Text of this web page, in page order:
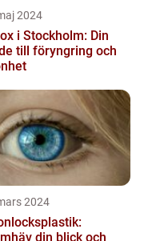
2024
i Stockholm: Din
till föryngring och
2024
din blick och